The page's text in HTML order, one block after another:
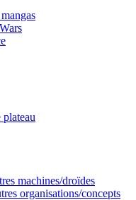
machines/droïdes
organisations/concepts